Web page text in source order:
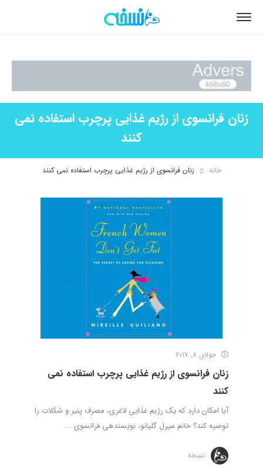
زنان فرانسوی از رژیم غذایی پرچرب استفاده نمی
کنند
خانه زنان فرانسوی از رژیم غذایی پرچرب استفاده نمی کنند
جولای 8, 2017
زنان فرانسوی از رژیم غذایی پرچرب استفاده نمی
کنند
آیا امکان دارد که یک رژیم غذایی لاغری، مصرف پنیر و شکلات را
توصیه کند؟ خانم میرل گلیانو، نویسنده­ی فرانسوی ...
نسخه